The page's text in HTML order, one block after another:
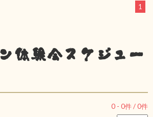
1
体験会スケジュー
0 - 0件 /0件